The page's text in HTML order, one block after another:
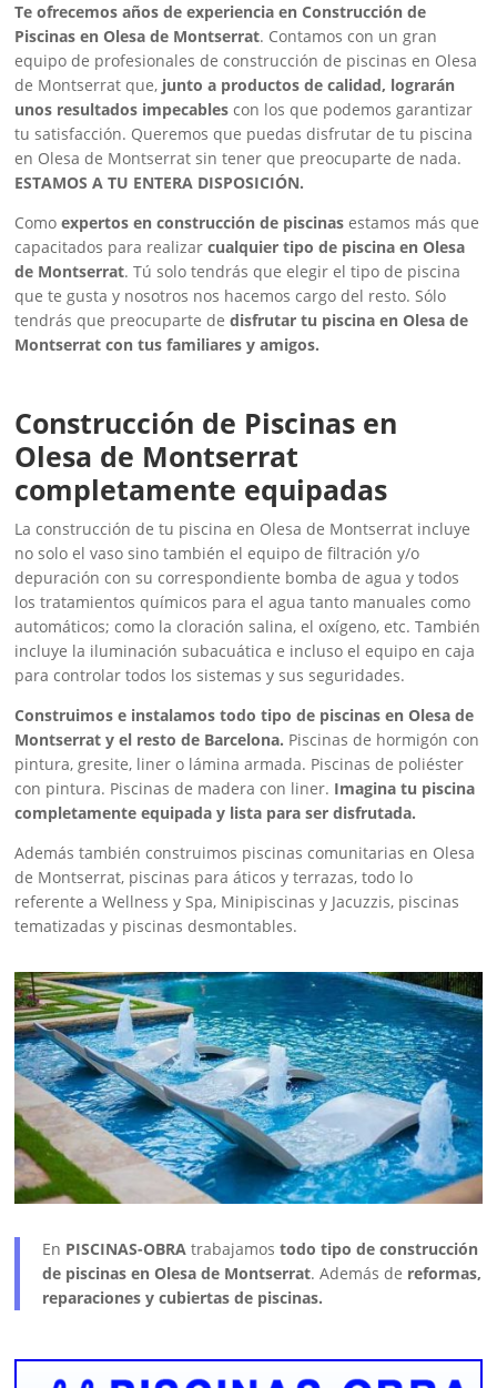
Te ofrecemos años de experiencia en Construcción de
Piscinas en Olesa de Montserrat. Contamos con un gran
equipo de profesionales de construcción de piscinas en Olesa
de Montserrat que, junto a productos de calidad, lograrán
unos resultados impecables con los que podemos garantizar
tu satisfacción. Queremos que puedas disfrutar de tu piscina
en Olesa de Montserrat sin tener que preocuparte de nada.
ESTAMOS A TU ENTERA DISPOSICIÓN.
Comoexpertos en construcción de piscinas estamos más que
capacitados para realizarcualquier tipo de piscina en Olesa
de Montserrat. Tú solo tendrás que elegir el tipo de piscina
que te gusta y nosotros nos hacemos cargo del resto. Sólo
tendrás que preocuparte dedisfrutar tu piscina en Olesa de
Montserrat con tus familiares y amigos.
Construcción de Piscinas en
Olesa de Montserrat
completamente equipadas
La construcción de tu piscina en Olesa de Montserrat incluye
no solo el vaso sino también el equipo de filtración y/o
depuración con su correspondiente bomba de agua y todos
los tratamientos químicos para el agua tanto manuales como
automáticos; como la cloración salina, el oxígeno, etc. También
incluye la iluminación subacuática e incluso el equipo en caja
para controlar todos los sistemas y sus seguridades.
Construimos e instalamos todo tipo de piscinas en Olesa de
Montserrat y el resto de Barcelona. Piscinas de hormigón con
pintura, gresite, liner o lámina armada. Piscinas de poliéster
con pintura. Piscinas de madera con liner. Imagina tu piscina
completamente equipada y lista para ser disfrutada.
Además también construimos piscinas comunitarias en Olesa
de Montserrat, piscinas para áticos y terrazas, todo lo
referente a Wellness y Spa, Minipiscinas y Jacuzzis, piscinas
tematizadas y piscinas desmontables.
En PISCINAS-OBRA trabajamostodo tipo de construcción
de piscinas en Olesa de Montserrat. Además de reformas,
reparaciones y cubiertas de piscinas.